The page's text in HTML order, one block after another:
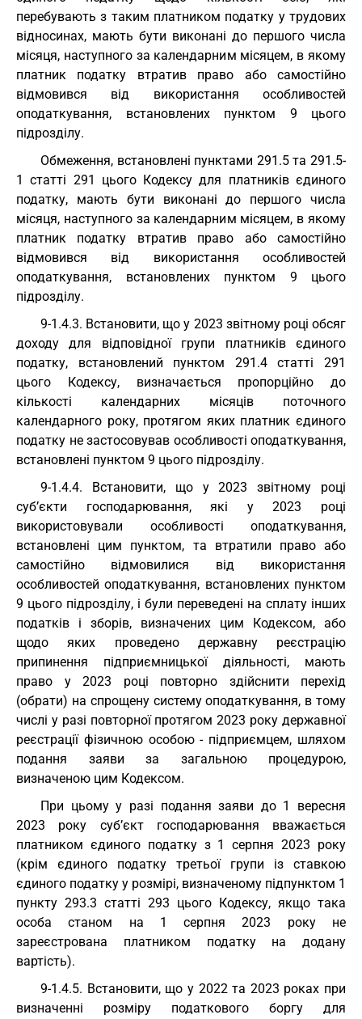
перебувають з таким платником податку у трудових
відносинах, мають бути виконані до першого числа
місяця, наступного за календарним місяцем, в якому
платник податку втратив право або самостійно
відмовився від використання особливостей
оподаткування, встановлених пунктом 9 цього
підрозділу.
Обмеження, встановлені пунктами 291.5 та 291.5-
1 статті 291 цього Кодексу для платників єдиного
податку, мають бути виконані до першого числа
місяця, наступного за календарним місяцем, в якому
платник податку втратив право або самостійно
відмовився від використання особливостей
оподаткування, встановлених пунктом 9 цього
підрозділу.
9-1.4.3. Встановити, що у 2023 звітному році обсяг
доходу для відповідної групи платників єдиного
податку, встановлений пунктом 291.4 статті 291
цього Кодексу, визначається пропорційно до
кількості календарних місяців поточного
календарного року, протягом яких платник єдиного
податку не застосовував особливості оподаткування,
встановлені пунктом 9 цього підрозділу.
9-1.4.4. Встановити, що у 2023 звітному році
суб’єкти господарювання, які у 2023 році
використовували особливості оподаткування,
встановлені цим пунктом, та втратили право або
самостійно відмовилися від використання
особливостей оподаткування, встановлених пунктом
9 цього підрозділу, і були переведені на сплату інших
податків і зборів, визначених цим Кодексом, або
щодо яких проведено державну реєстрацію
припинення підприємницької діяльності, мають
право у 2023 році повторно здійснити перехід
(обрати) на спрощену систему оподаткування, в тому
числі у разі повторної протягом 2023 року державної
реєстрації фізичною особою - підприємцем, шляхом
подання заяви за загальною процедурою,
визначеною цим Кодексом.
При цьому у разі подання заяви до 1 вересня
2023 року суб’єкт господарювання вважається
платником єдиного податку з 1 серпня 2023 року
(крім єдиного податку третьої групи із ставкою
єдиного податку у розмірі, визначеному підпунктом 1
пункту 293.3 статті 293 цього Кодексу, якщо така
особа станом на 1 серпня 2023 року не
зареєстрована платником податку на додану
вартість).
9-1.4.5. Встановити, що у 2022 та 2023 роках при
визначенні розміру податкового боргу для